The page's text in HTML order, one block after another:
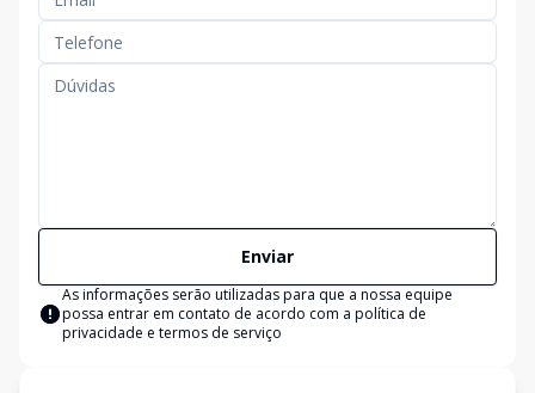
Enviar
As informações serão utilizadas para que a nossa equipe
possa entrar em contato de acordo com a política de
privacidade e termos de serviço